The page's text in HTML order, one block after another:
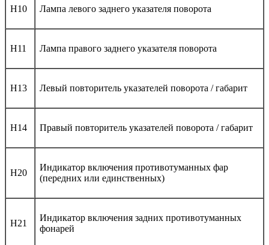
H10 Лампа левого заднего указателя поворота
H11 Лампа правого заднего указателя поворота
H13 Левый повторитель указателей поворота / габарит
H14 Правый повторитель указателей поворота / габарит
H20
Индикатор включения противотуманных фар
(передних или единственных)
H21
Индикатор включения задних противотуманных
фонарей